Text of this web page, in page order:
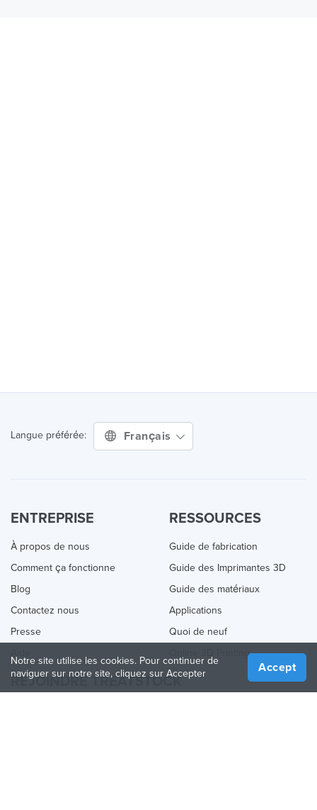
Langue préférée: Français
ENTREPRISE
À propos de nous
Comment ça fonctionne
Blog
Contactez nous
Presse
RESSOURCES
Guide de fabrication
Guide des Imprimantes 3D
Guide des matériaux
Applications
Quoi de neuf
Online 3D Printing
REJOINDRE TREATSTOCK
Notre site utilise les cookies. Pour continuer de
naviguer sur notre site, cliquez sur Accepter
Accept